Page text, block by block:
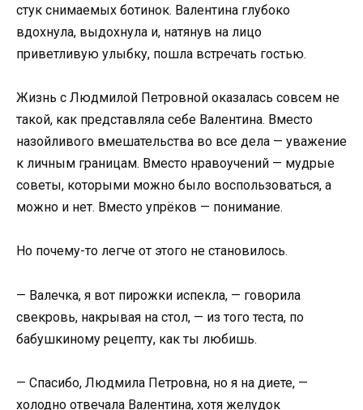
стук снимаемых ботинок. Валентина глубоко
вдохнула, выдохнула и, натянув на лицо
приветливую улыбку, пошла встречать гостью.
Жизнь с Людмилой Петровной оказалась совсем не
такой, как представляла себе Валентина. Вместо
назойливого вмешательства во все дела — уважение
к личным границам. Вместо нравоучений — мудрые
советы, которыми можно было воспользоваться, а
можно и нет. Вместо упрёков — понимание.
Но почему-то легче от этого не становилось.
— Валечка, я вот пирожки испекла, — говорила
свекровь, накрывая на стол, — из того теста, по
бабушкиному рецепту, как ты любишь.
— Спасибо, Людмила Петровна, но я на диете, —
холодно отвечала Валентина, хотя желудок